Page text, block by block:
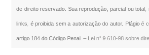
de direito reservado. Sua reprodução, parcial ou total,
links, é proibida sem a autorização do autor. Plágio é
artigo 184 do Código Penal. – Lei n° 9.610-98 sobre